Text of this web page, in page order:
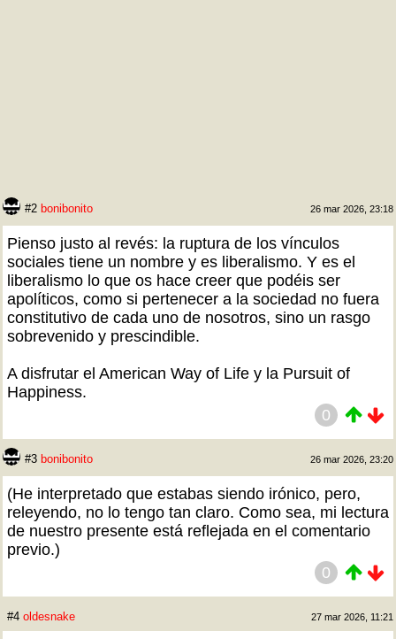
#2 bonibonito 26 mar 2026, 23:18
Pienso justo al revés: la ruptura de los vínculos
sociales tiene un nombre y es liberalismo. Y es el
liberalismo lo que os hace creer que podéis ser
apolíticos, como si pertenecer a la sociedad no fuera
constitutivo de cada uno de nosotros, sino un rasgo
sobrevenido y prescindible.
A disfrutar el American Way of Life y la Pursuit of
Happiness.
0
#3 bonibonito 26 mar 2026, 23:20
(He interpretado que estabas siendo irónico, pero,
releyendo, no lo tengo tan claro. Como sea, mi lectura
de nuestro presente está reflejada en el comentario
previo.)
0
#4 oldesnake 27 mar 2026, 11:21